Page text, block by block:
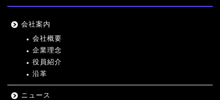
会社案内
会社概要
企業理念
役員紹介
沿革
ニュース